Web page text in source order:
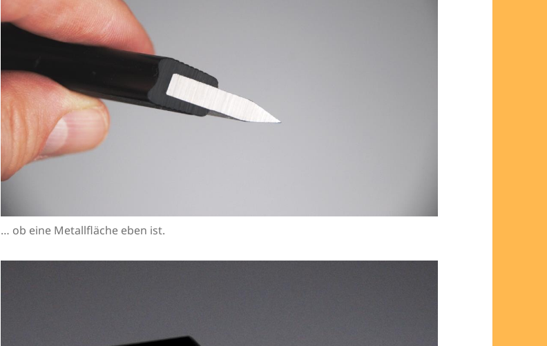
… ob eine Metallfläche eben ist.